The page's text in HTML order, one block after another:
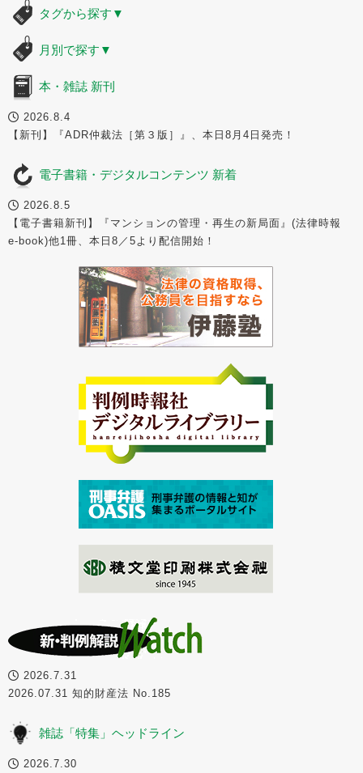
タグから探す ▼
月別で探す ▼
本・雑誌 新刊
2026.8.4
【新刊】『ADR仲裁法［第３版］』、本日8月4日発売！
電子書籍・デジタルコンテンツ 新着
2026.8.5
【電子書籍新刊】『マンションの管理・再生の新局面』(法律時報
e-book)他1冊、本日8／5より配信開始！
2026.7.31
2026.07.31 知的財産法 No.185
雑誌「特集」ヘッドライン
2026.7.30